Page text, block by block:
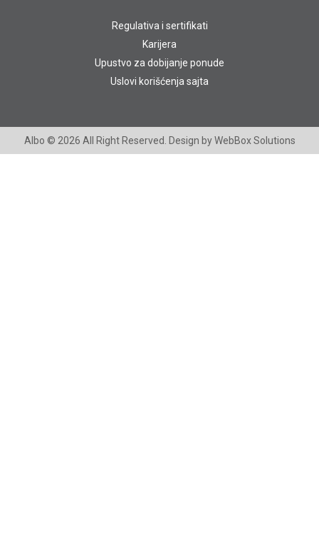
Regulativa i sertifikati
Karijera
Upustvo za dobijanje ponude
Uslovi korišćenja sajta
Albo © 2026 All Right Reserved. Design byWebBox Solutions